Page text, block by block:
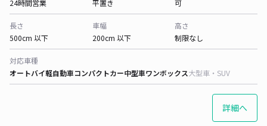
24時間営業
平置き
可
長さ
500cm 以下
車幅
200cm 以下
高さ
制限なし
対応車種
オートバイ軽自動車コンパクトカー中型車ワンボックス大型車・SUV
詳細へ